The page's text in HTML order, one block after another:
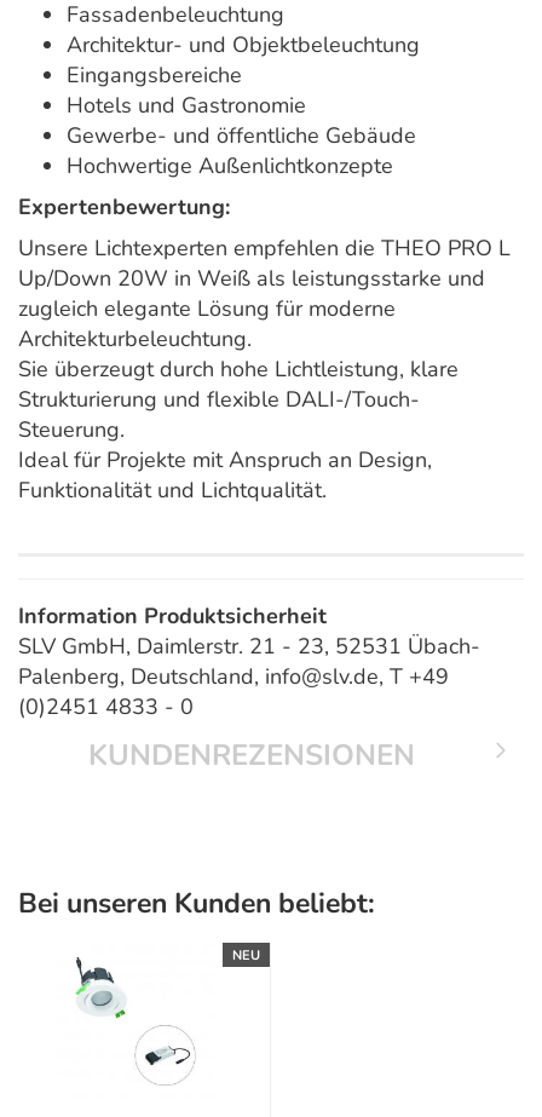
Fassadenbeleuchtung
Architektur- und Objektbeleuchtung
Eingangsbereiche
Hotels und Gastronomie
Gewerbe- und öffentliche Gebäude
Hochwertige Außenlichtkonzepte
Expertenbewertung:
Unsere Lichtexperten empfehlen die THEO PRO L
Up/Down 20W in Weiß als leistungsstarke und
zugleich elegante Lösung für moderne
Architekturbeleuchtung.
Sie überzeugt durch hohe Lichtleistung, klare
Strukturierung und flexible DALI-/Touch-
Steuerung.
Ideal für Projekte mit Anspruch an Design,
Funktionalität und Lichtqualität.
Information Produktsicherheit
SLV GmbH, Daimlerstr. 21 - 23, 52531 Übach-
Palenberg, Deutschland, info@slv.de, T +49
(0)2451 4833 - 0
KUNDENREZENSIONEN
Bei unseren Kunden beliebt:
NEU